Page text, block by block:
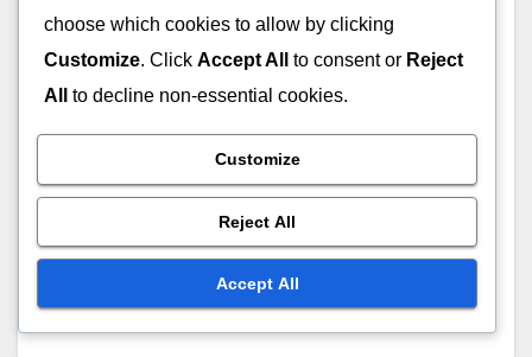
anos de experiência no setor.
Ele adora ajudar empresas a
otimizar sua presença online e
funcionem sem problemas. Além
de seu trabalho, Rafael é um
entusiasta da tecnologia e gosta
de compartilhar suas ideias em
choose which cookies to allow by clicking
Customize. Click Accept All to consent or Reject
All
to decline non-essential cookies.
Customize
Reject All
Accept All